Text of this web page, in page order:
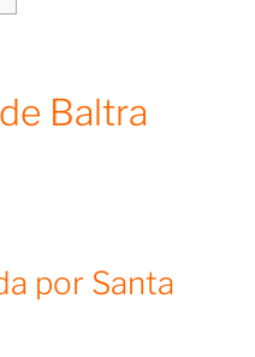
Baltra
por Santa